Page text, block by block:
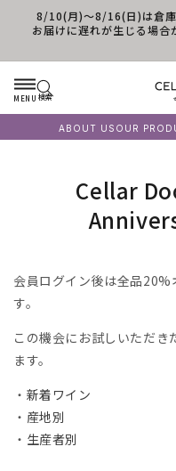
Skip to content
8/10(月)～8/16(日)は倉庫
お届けに遅れが生じる場
MENU 検索
ABOUT US OUR
C
l
c
i
n
Cellar
会員ログイン後は全品
す。
この機会にお試しいただき
ます。
・ 新着ワイン
・ 産地別
・ 生産者別